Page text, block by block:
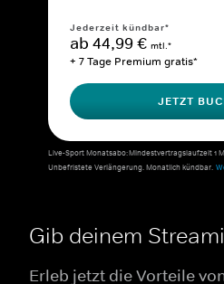
Jederzeit kündbar*
ab 44,99 € mtl.*
+ 7 Tage Premium gratis*
JETZT
Live-Sport Monatsabo: Mindestvertragslaufzeit 1
Unbefristete Verlängerung. Monatlich kündbar.
Gib deinem
Erleb jetzt die Vorteile